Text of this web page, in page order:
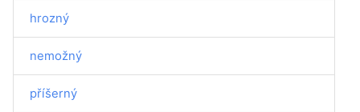
hrozný
nemožný
příšerný